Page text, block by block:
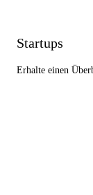
Startups
Erhalte einen